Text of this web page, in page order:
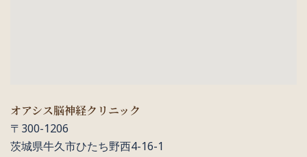
オアシス脳神経クリニック
〒300-1206
茨城県牛久市ひたち野西4-16-1